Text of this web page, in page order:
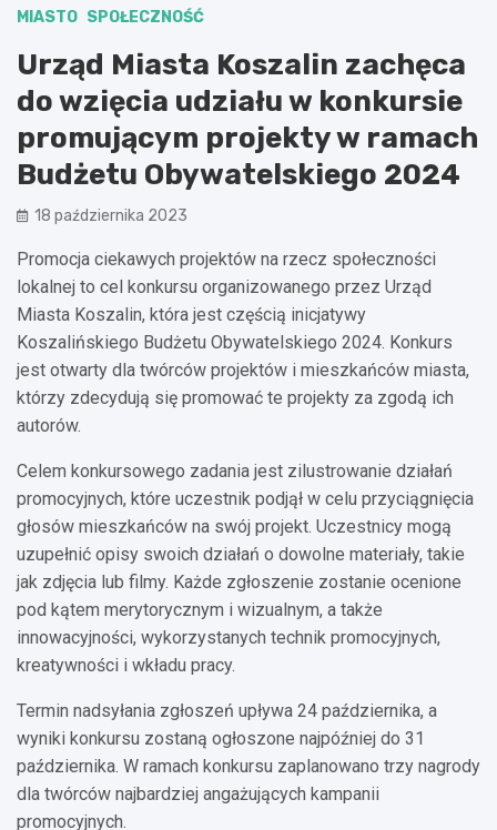
MIASTO SPOŁECZNOŚĆ
Urząd Miasta Koszalin zachęca
do wzięcia udziału w konkursie
promującym projekty w ramach
Budżetu Obywatelskiego 2024
18 października 2023
Promocja ciekawych projektów na rzecz społeczności
lokalnej to cel konkursu organizowanego przez Urząd
Miasta Koszalin, która jest częścią inicjatywy
Koszalińskiego Budżetu Obywatelskiego 2024. Konkurs
jest otwarty dla twórców projektów i mieszkańców miasta,
którzy zdecydują się promować te projekty za zgodą ich
autorów.
Celem konkursowego zadania jest zilustrowanie działań
promocyjnych, które uczestnik podjął w celu przyciągnięcia
głosów mieszkańców na swój projekt. Uczestnicy mogą
uzupełnić opisy swoich działań o dowolne materiały, takie
jak zdjęcia lub filmy. Każde zgłoszenie zostanie ocenione
pod kątem merytorycznym i wizualnym, a także
innowacyjności, wykorzystanych technik promocyjnych,
kreatywności i wkładu pracy.
Termin nadsyłania zgłoszeń upływa 24 października, a
wyniki konkursu zostaną ogłoszone najpóźniej do 31
października. W ramach konkursu zaplanowano trzy nagrody
dla twórców najbardziej angażujących kampanii
promocyjnych.